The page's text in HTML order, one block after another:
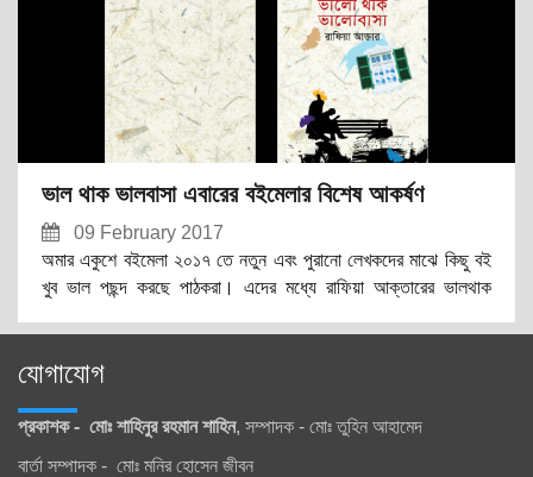
ভাল থাক ভালবাসা এবারের বইমেলার বিশেষ আকর্ষণ
09 February 2017
অমার একুশে বইমেলা ২০১৭ তে নতুন এবং পুরানো লেখকদের মাঝে কিছু বই
খুব ভাল পছন্দ করছে পাঠকরা। এদের মধ্যে রাফিয়া আক্তারের ভালথাক
যোগাযোগ
প্রকাশক - মোঃ শাহিনুর রহমান শাহিন, সম্পাদক - মোঃ তুহিন আহামেদ
বার্তা সম্পাদক - মোঃ মনির হোসেন জীবন